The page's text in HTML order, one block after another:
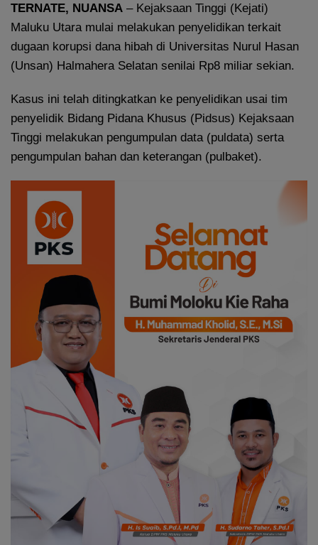
TERNATE, NUANSA – Kejaksaan Tinggi (Kejati)
Maluku Utara mulai melakukan penyelidikan terkait
dugaan korupsi dana hibah di Universitas Nurul Hasan
(Unsan) Halmahera Selatan senilai Rp8 miliar sekian.
Kasus ini telah ditingkatkan ke penyelidikan usai tim
penyelidik Bidang Pidana Khusus (Pidsus) Kejaksaan
Tinggi melakukan pengumpulan data (puldata) serta
pengumpulan bahan dan keterangan (pulbaket).